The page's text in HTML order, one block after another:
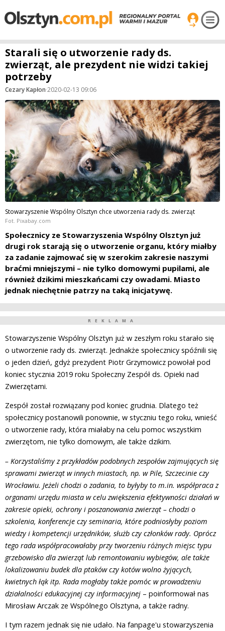
Starali się o utworzenie rady ds.
zwierząt, ale prezydent nie widzi takiej
potrzeby
Cezary Kapłon·2020-02-13 09:06
Stowarzyszenie Wspólny Olsztyn chce utworzenia rady ds. zwierząt
Fot. Pixabay.com
Społecznicy ze Stowarzyszenia Wspólny Olsztyn już
drugi rok starają się o utworzenie organu, który miałby
za zadanie zajmować się w szerokim zakresie naszymi
braćmi mniejszymi – nie tylko domowymi pupilami, ale
również dzikimi mieszkańcami czy owadami. Miasto
jednak niechętnie patrzy na taką inicjatywę.
REKLAMA
Stowarzyszenie Wspólny Olsztyn już w zeszłym roku starało się
o utworzenie rady ds. zwierząt. Jednakże społecznicy spóźnili się
o jeden dzień, gdyż prezydent Piotr Grzymowicz powołał pod
koniec stycznia 2019 roku Społeczny Zespół ds. Opieki nad
Zwierzętami.
Zespół został rozwiązany pod koniec grudnia. Dlatego też
społecznicy postanowili ponownie, w styczniu tego roku, wnieść
o utworzenie rady, która miałaby na celu pomoc wszystkim
zwierzętom, nie tylko domowym, ale także dzikim.
– Korzystaliśmy z przykładów podobnych zespołów zajmujących się
sprawami zwierząt w innych miastach, np. w Pile, Szczecinie czy
Wrocławiu. Jeżeli chodzi o zadania, to byłyby to m.in. współpraca z
organami urzędu miasta w celu zwiększenia efektywności działań w
zakresie opieki, ochrony i poszanowania zwierząt – chodzi o
szkolenia, konferencje czy seminaria, które podniosłyby poziom
wiedzy i kompetencji urzędników, służb czy członków rady. Oprócz
tego rada współpracowałaby przy tworzeniu różnych miejsc typu
grzebowisko dla zwierząt lub remontowaniu wybiegów, ale także
lokalizowaniu budek dla ptaków czy kotów wolno żyjących,
kwietnych łąk itp. Rada mogłaby także pomóc w prowadzeniu
działalności edukacyjnej czy informacyjnej – poinformował nas
Mirosław Arczak ze Wspólnego Olsztyna, a także radny.
I tym razem jednak się nie udało. Na fanpage'u stowarzyszenia